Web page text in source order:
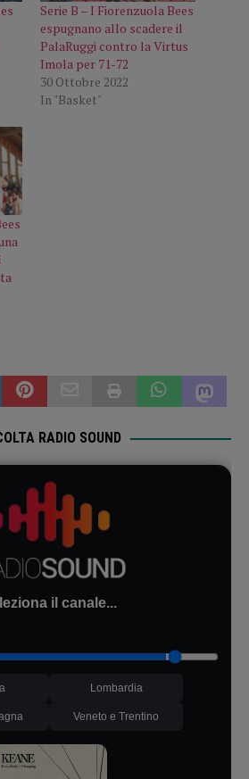
Serie B – I Fiorenzuola Bees
espugnano allo scadere il
PalaRuggi contro la Virtus
Imola per 71-72
30 Ottobre 2022
In "Basket"
RADIO SOUND
il canale...
Lombardia
Veneto e Trentino